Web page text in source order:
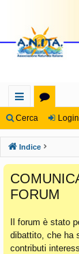
oll
eg
a
m
en
ti
Ra
u
m
Cerca Login
Indice
FORUM
Il forum è stato
dibattito, che ha
contributi